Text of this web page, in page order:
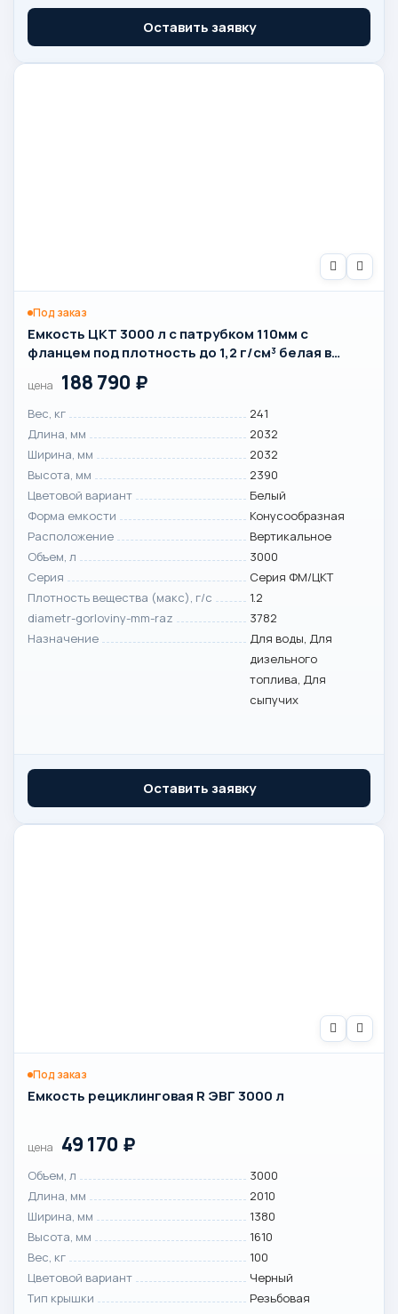
Оставить заявку
Под заказ
Емкость ЦКТ 3000 л с патрубком 110мм с
фланцем под плотность до 1,2 г/см³ белая в
обрешетке
цена 188 790 ₽
Вес, кг
241
Длина, мм
2032
Ширина, мм
2032
Высота, мм
2390
Цветовой вариант
Белый
Форма емкости
Конусообразная
Расположение
Вертикальное
Объем, л
3000
Серия
Серия ФМ/ЦКТ
Плотность вещества (макс), г/с
1.2
diametr-gorloviny-mm-raz
3782
Назначение
Для воды, Для
дизельного
топлива, Для
сыпучих
Оставить заявку
Под заказ
Емкость рециклинговая R ЭВГ 3000 л
цена 49 170 ₽
Объем, л
3000
Длина, мм
2010
Ширина, мм
1380
Высота, мм
1610
Вес, кг
100
Цветовой вариант
Черный
Тип крышки
Резьбовая